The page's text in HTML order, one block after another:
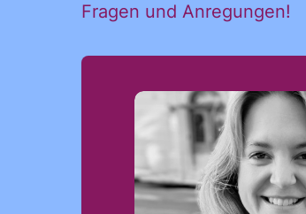
Fragen und Anregungen!